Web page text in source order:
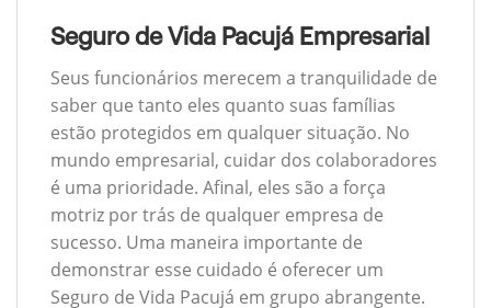
Seguro de Vida Pacujá Empresarial
Seus funcionários merecem a tranquilidade de
saber que tanto eles quanto suas famílias
estão protegidos em qualquer situação. No
mundo empresarial, cuidar dos colaboradores
é uma prioridade. Afinal, eles são a força
motriz por trás de qualquer empresa de
sucesso. Uma maneira importante de
demonstrar esse cuidado é oferecer um
Seguro de Vida Pacujá em grupo abrangente.